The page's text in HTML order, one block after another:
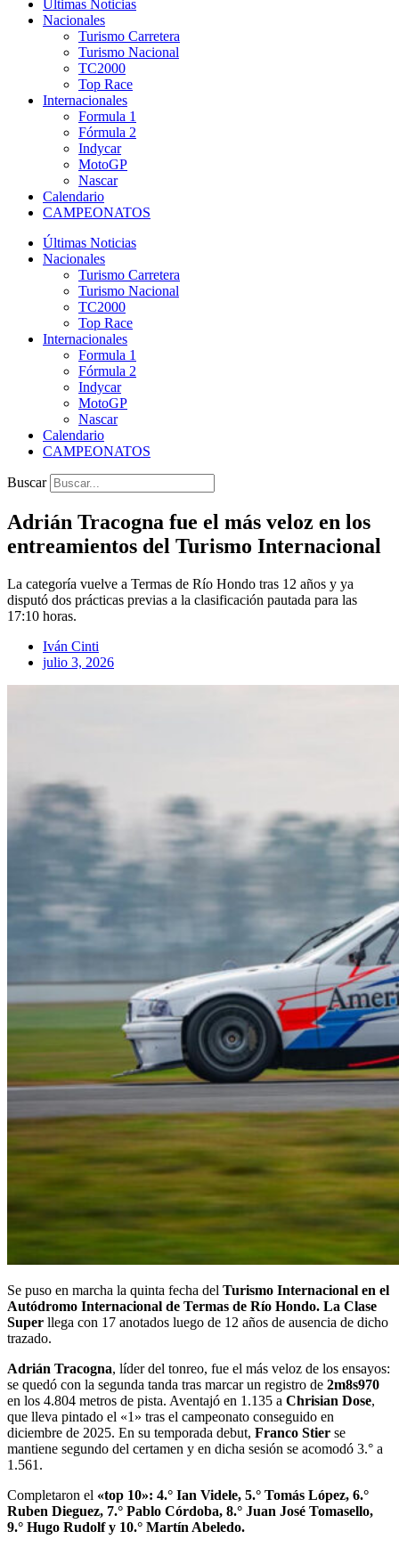
Últimas Noticias
Nacionales
Turismo Carretera
Turismo Nacional
TC2000
Top Race
Internacionales
Formula 1
Fórmula 2
Indycar
MotoGP
Nascar
Calendario
CAMPEONATOS
Últimas Noticias
Nacionales
Turismo Carretera
Turismo Nacional
TC2000
Top Race
Internacionales
Formula 1
Fórmula 2
Indycar
MotoGP
Nascar
Calendario
CAMPEONATOS
Buscar
Adrián Tracogna fue el más veloz en los
entreamientos del Turismo Internacional
La categoría vuelve a Termas de Río Hondo tras 12 años y ya
disputó dos prácticas previas a la clasificación pautada para las
17:10 horas.
Iván Cinti
julio 3, 2026
Se puso en marcha la quinta fecha del Turismo Internacional en el
Autódromo Internacional de Termas de Río Hondo. La Clase
Super llega con 17 anotados luego de 12 años de ausencia de dicho
trazado.
Adrián Tracogna, líder del tonreo, fue el más veloz de los ensayos:
se quedó con la segunda tanda tras marcar un registro de 2m8s970
en los 4.804 metros de pista. Aventajó en 1.135 a Chrisian Dose,
que lleva pintado el «1» tras el campeonato conseguido en
diciembre de 2025. En su temporada debut, Franco Stier se
mantiene segundo del certamen y en dicha sesión se acomodó 3.° a
1.561.
Completaron el «top 10»: 4.° Ian Videle, 5.° Tomás López, 6.°
Ruben Dieguez, 7.° Pablo Córdoba, 8.° Juan José Tomasello,
9.° Hugo Rudolf y 10.° Martín Abeledo.